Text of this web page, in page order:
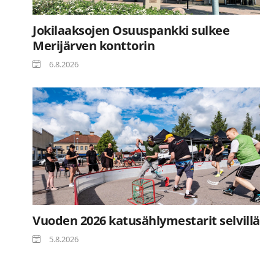
Jokilaaksojen Osuuspankki sulkee
Merijärven konttorin
6.8.2026
Vuoden 2026 katusählymestarit selvillä
5.8.2026